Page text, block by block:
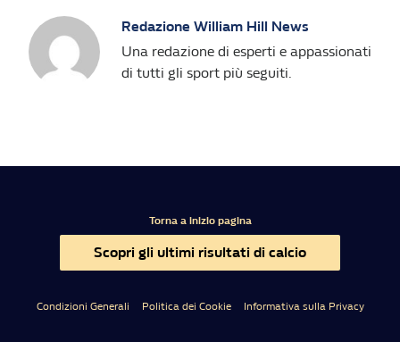
Redazione William Hill News
Una redazione di esperti e appassionati
di tutti gli sport più seguiti.
Torna a inizio pagina
Scopri gli ultimi risultati di calcio
Condizioni Generali Politica dei Cookie Informativa sulla Privacy